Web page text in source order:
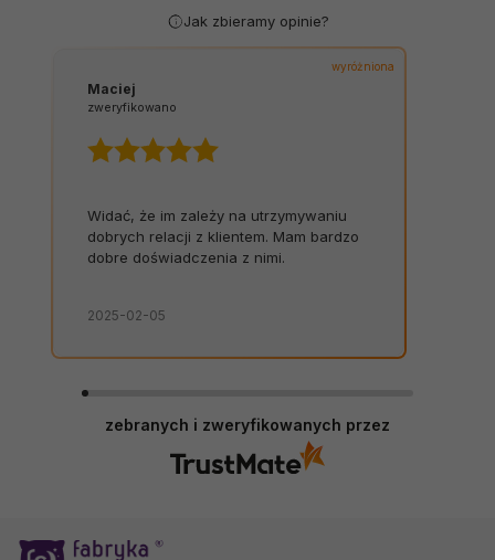
Jak zbieramy opinie?
wyróżniona
Maciej
zweryfikowano
Widać, że im zależy na utrzymywaniu
dobrych relacji z klientem. Mam bardzo
dobre doświadczenia z nimi.
2025-02-05
zebranych i zweryfikowanych przez